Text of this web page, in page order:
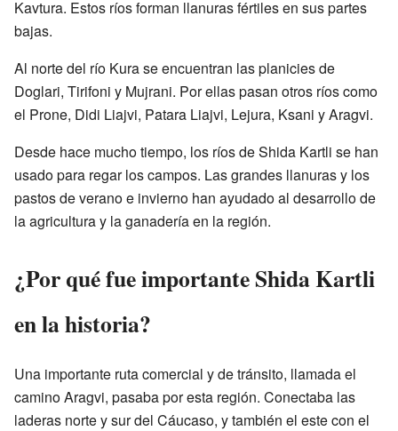
Kavtura. Estos ríos forman llanuras fértiles en sus partes
bajas.
Al norte del río Kura se encuentran las planicies de
Doglari, Tirifoni y Mujrani. Por ellas pasan otros ríos como
el Prone, Didi Liajvi, Patara Liajvi, Lejura, Ksani y Aragvi.
Desde hace mucho tiempo, los ríos de Shida Kartli se han
usado para regar los campos. Las grandes llanuras y los
pastos de verano e invierno han ayudado al desarrollo de
la agricultura y la ganadería en la región.
¿Por qué fue importante Shida Kartli
en la historia?
Una importante ruta comercial y de tránsito, llamada el
camino Aragvi, pasaba por esta región. Conectaba las
laderas norte y sur del Cáucaso, y también el este con el